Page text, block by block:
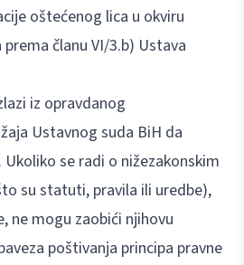
oštećenog lica u okviru
članu VI/3.b) Ustava
iz opravdanog
Ustavnog suda BiH da
se radi o nižezakonskim
su statuti, pravila ili uredbe),
ne mogu zaobići njihovu
poštivanja principa pravne